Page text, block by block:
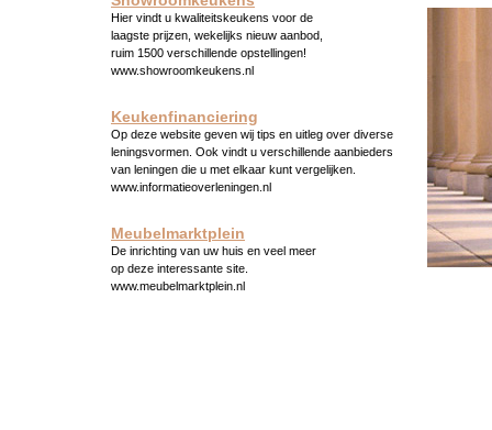
Hier vindt u kwaliteitskeukens voor de
laagste prijzen, wekelijks nieuw aanbod,
ruim 1500 verschillende opstellingen!
www.showroomkeukens.nl
Keukenfinanciering
Op deze website geven wij tips en uitleg over diverse
leningsvormen. Ook vindt u verschillende aanbieders
van leningen die u met elkaar kunt vergelijken.
www.informatieoverleningen.nl
Meubelmarktplein
De inrichting van uw huis en veel meer
op deze interessante site.
www.meubelmarktplein.nl